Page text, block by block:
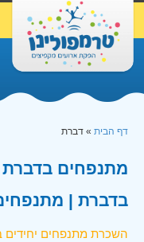
דף הבית » דברת
מתנפחים
בדברת |
השכרת מתנפחים יחידים